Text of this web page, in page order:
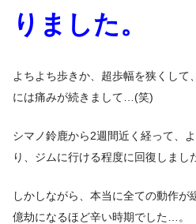
りました。
よちよち歩きか、超歩幅を狭くして
には痛みが続きまして…(笑)
シマノ鈴鹿から2週間近く経って、
り、ジムに行ける程度に回復しまし
しかしながら、本当に全ての動作
億劫になるほど辛い時期でした…。